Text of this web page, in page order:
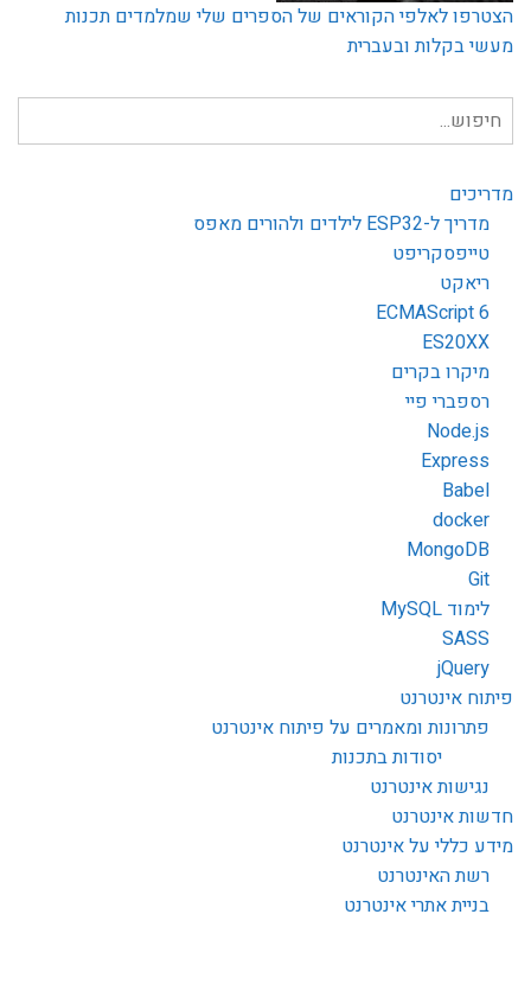
הצטרפו לאלפי הקוראים של הספרים שלי שמלמדים תכנות
מעשי בקלות ובעברית
חיפוש
עבור:
מדריכים
מדריך ל-ESP32 לילדים ולהורים מאפס
טייפסקריפט
ריאקט
ECMAScript 6
ES20XX
מיקרו בקרים
רספברי פיי
Node.js
Express
Babel
docker
MongoDB
Git
לימוד MySQL
SASS
jQuery
פיתוח אינטרנט
פתרונות ומאמרים על פיתוח אינטרנט
יסודות בתכנות
נגישות אינטרנט
חדשות אינטרנט
מידע כללי על אינטרנט
רשת האינטרנט
בניית אתרי אינטרנט